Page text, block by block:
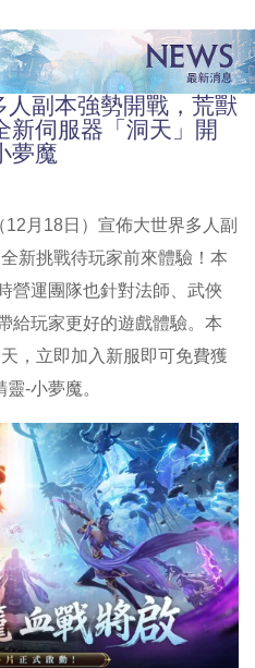
人副本強勢開戰，荒獸
新伺服器「洞天」開
夢魔
12月18日）宣佈大世界多人副
新挑戰待玩家前來體驗！本
營運團隊也針對法師、武俠
給玩家更好的遊戲體驗。本
，立即加入新服即可免費獲
-小夢魔。